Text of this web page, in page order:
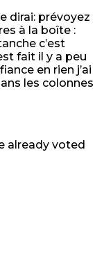
dirai: prévoyez
à la boîte :
c’est
fait il y a peu
en rien j’ai
les colonnes
already voted